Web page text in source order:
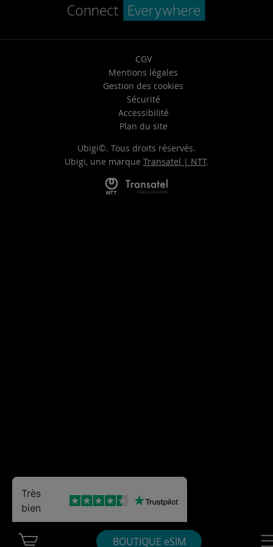
BOUTIQUE eSIM
CGV
Mentions légales
Gestion des cookies
Sécurité
Accessibilité
Plan du site
Ubigi©. Tous droits réservés.
Ubigi, une marque Transatel | NTT.
Très
bien